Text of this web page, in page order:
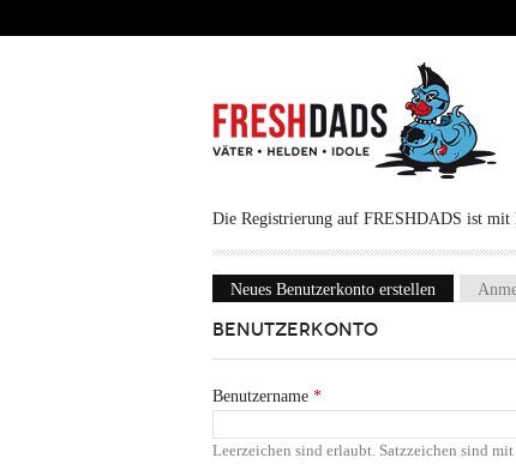
Die Registrierung auf FRESHDADS ist mit
Haupt-Reiter
Neues Benutzerkonto erstellen (aktiver
BENUTZERKONTO
Benutzername *
Leerzeichen sind erlaubt. Satzzeichen sind mit